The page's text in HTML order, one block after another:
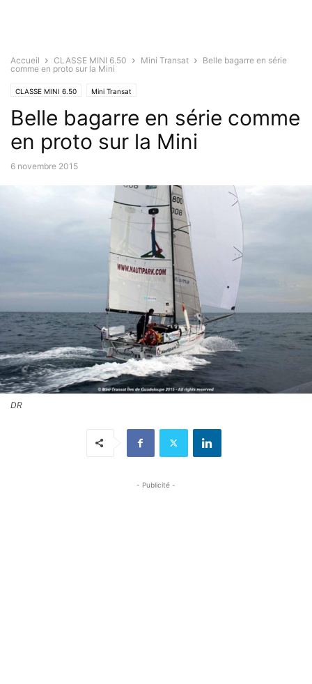
Accueil CLASSE MINI 6.50 Mini Transat
Belle bagarre en série
comme en proto sur la Mini
CLASSE MINI 6.50 Mini Transat
Belle bagarre en série comme
en proto sur la Mini
6 novembre 2015
DR
- Publicité -